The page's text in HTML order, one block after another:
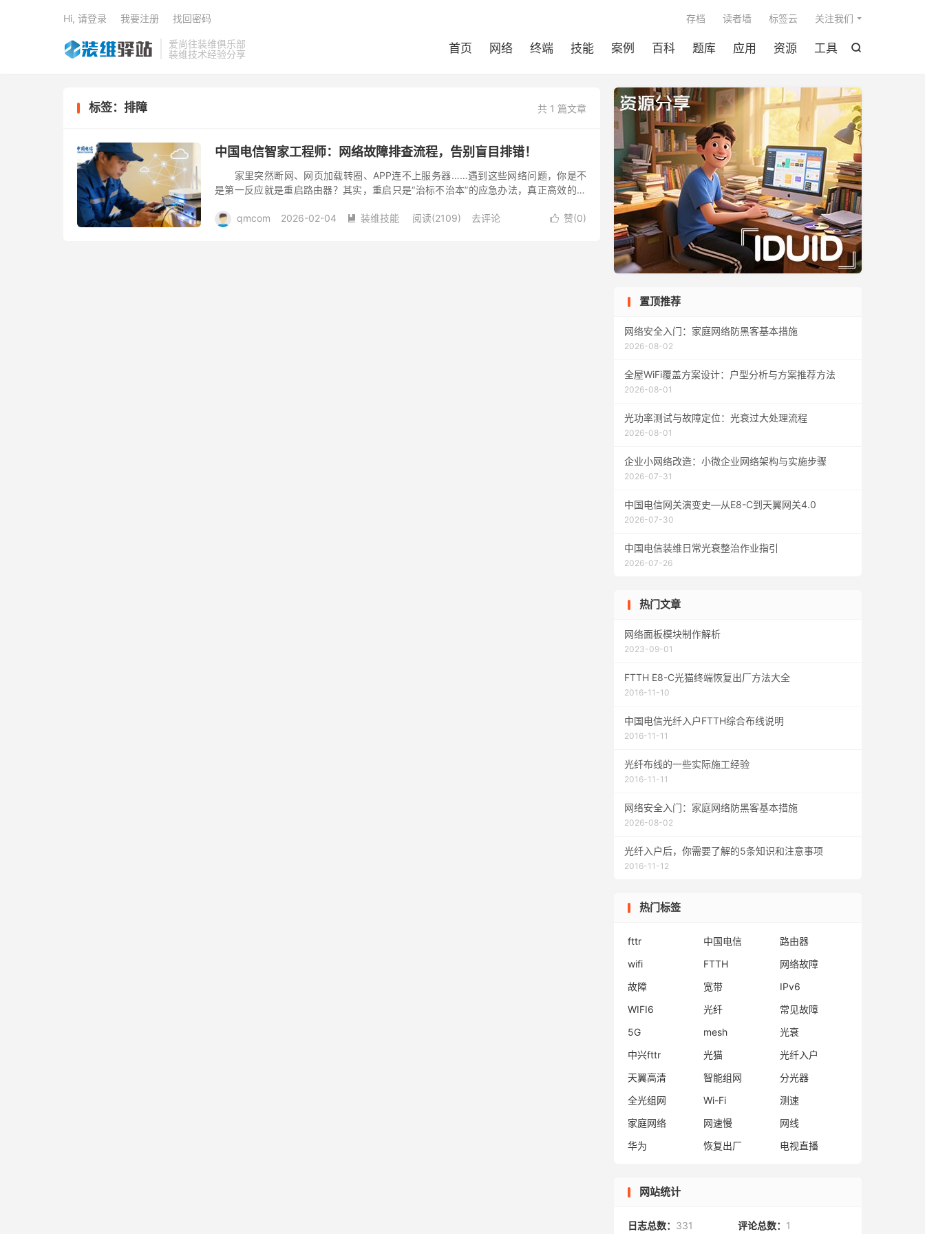
爱尚往装维俱乐部
装维技术经验分享

首页 网络 终端 技能 案例 百科 题库 应用 资源 工具
存档 读者墙 标签云 关注我们
Hi, 请登录 我要注册 找回密码
共 1 篇文章
标签：排障
中国电信智家工程师：网络故障排查流程，告别盲目排错！
家里突然断网、网页加载转圈、APP连不上服务器……遇到这些网络问题，你是不
是第一反应就是重启路由器？其实，重启只是“治标不治本”的应急办法，真正高效的排
要处理...
 赞(0)
qmcom 2026-02-04  装维技能 阅读(2109) 去评论
置顶推荐
网络安全入门：家庭网络防黑客基本措施
2026-08-02
全屋WiFi覆盖方案设计：户型分析与方案推荐方法
2026-08-01
光功率测试与故障定位：光衰过大处理流程
2026-08-01
企业小网络改造：小微企业网络架构与实施步骤
2026-07-31
中国电信网关演变史—从E8-C到天翼网关4.0
2026-07-30
中国电信装维日常光衰整治作业指引
2026-07-26
热门文章
网络面板模块制作解析
2023-09-01
FTTH E8-C光猫终端恢复出厂方法大全
2016-11-10
中国电信光纤入户FTTH综合布线说明
2016-11-11
光纤布线的一些实际施工经验
2016-11-11
网络安全入门：家庭网络防黑客基本措施
2026-08-02
光纤入户后，你需要了解的5条知识和注意事项
2016-11-12
热门标签
fttr 中国电信
路由器
wifi
FTTH
网络故障
故障
宽带
IPv6
WIFI6
光纤
常见故障
5G
mesh
光衰
中兴fttr
光猫
光纤入户
天翼高清
智能组网
分光器
全光组网
Wi-Fi
测速
家庭网络
网速慢
网线
华为
恢复出厂 电视直播
网站统计
日志总数： 331 评论总数： 1